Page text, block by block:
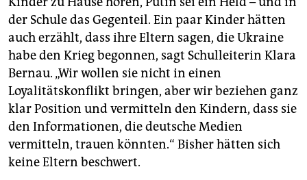
der Schule das Gegenteil. Ein paar Kinder hätten
auch erzählt, dass ihre Eltern sagen, die Ukraine
habe den Krieg begonnen, sagt Schulleiterin Klara
Bernau. „Wir wollen sie nicht in einen
Loyalitätskonflikt bringen, aber wir beziehen ganz
klar Position und vermitteln den Kindern, dass sie
den Informationen, die deutsche Medien
vermitteln, trauen könnten.“ Bisher hätten sich
keine Eltern beschwert.